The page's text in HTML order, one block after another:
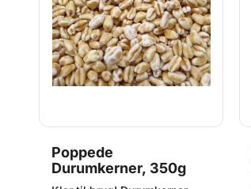
Poppede
Durumkerner, 350g